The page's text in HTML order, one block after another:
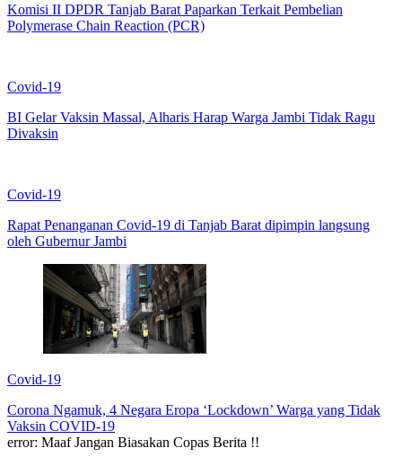
Komisi II DPDR Tanjab Barat Paparkan Terkait Pembelian
Polymerase Chain Reaction (PCR)
Covid-19
BI Gelar Vaksin Massal, Alharis Harap Warga Jambi Tidak Ragu
Divaksin
Covid-19
Rapat Penanganan Covid-19 di Tanjab Barat dipimpin langsung
oleh Gubernur Jambi
Covid-19
Corona Ngamuk, 4 Negara Eropa ‘Lockdown’ Warga yang Tidak
Vaksin COVID-19
error: Maaf Jangan Biasakan Copas Berita !!